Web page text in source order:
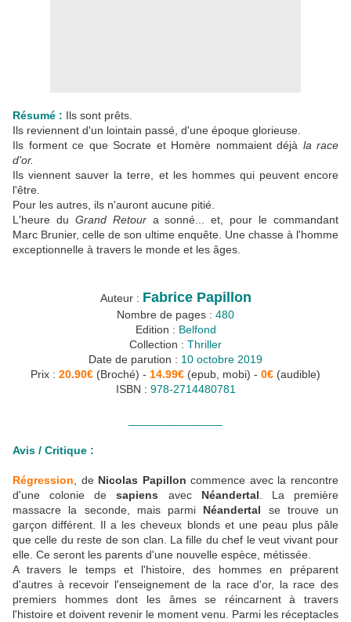
Résumé : Ils sont prêts.
Ils reviennent d'un lointain passé, d'une époque glorieuse.
Ils forment ce que Socrate et Homère nommaient déjà la race
d'or.
Ils viennent sauver la terre, et les hommes qui peuvent encore
l'être.
Pour les autres, ils n'auront aucune pitié.
L'heure du Grand Retoura sonné... et, pour le commandant
Marc Brunier, celle de son ultime enquête. Une chasse à l'homme
exceptionnelle à travers le monde et les âges.
Auteur : Fabrice Papillon
Nombre de pages : 480
Edition : Belfond
Collection : Thriller
Date de parution : 10 octobre 2019
Prix : 20.90€ (Broché) - 14.99€ (epub, mobi) - 0€ (audible)
ISBN : 978-2714480781
Avis / Critique :
Régression , de Nicolas Papillon commence avec la rencontre
d'une colonie desapiens avec Néandertal . La première
massacre la seconde, mais parmi Néandertal se trouve un
garçon différent. Il a les cheveux blonds et une peau plus pâle
que celle du reste de son clan. La fille du chef le veut vivant pour
elle. Ce seront les parents d'une nouvelle espèce, métissée.
A travers le temps et l'histoire, des hommes en préparent
d'autres à recevoir l'enseignement de la race d'or, la race des
premiers hommes dont les âmes se réincarnent à travers
l'histoire et doivent revenir le moment venu. Parmi les réceptacles